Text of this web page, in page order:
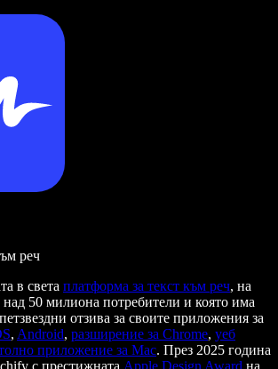
реч
в света платформа за текст към реч, на
над 50 милиона потребители и която има
отзива за своите приложения за
, Android, разширение за Chrome, уеб
приложение за Mac. През 2025 година